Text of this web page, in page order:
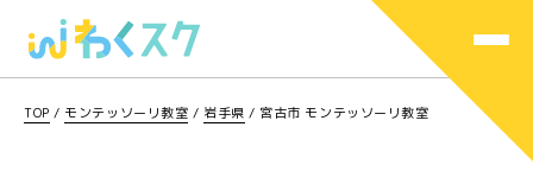
TOP / モンテッソーリ教室 / 岩手県 / 宮古市 モンテッソーリ教室